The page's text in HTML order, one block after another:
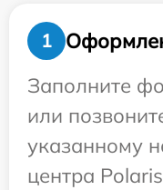
1
Заполните
или
указанному
центра